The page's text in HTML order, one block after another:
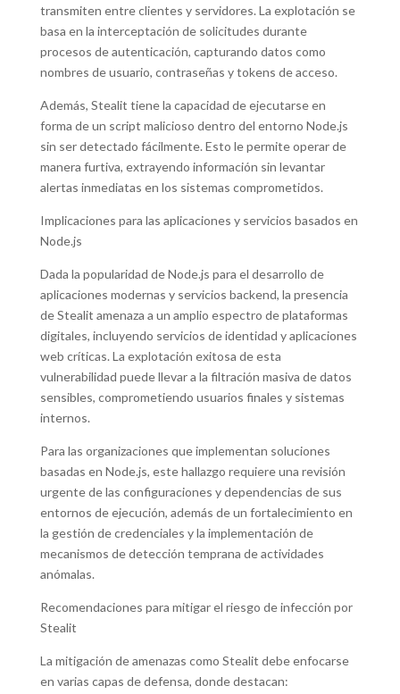
transmiten entre clientes y servidores. La explotación se
basa en la interceptación de solicitudes durante
procesos de autenticación, capturando datos como
nombres de usuario, contraseñas y tokens de acceso.
Además, Stealit tiene la capacidad de ejecutarse en
forma de un script malicioso dentro del entorno Node.js
sin ser detectado fácilmente. Esto le permite operar de
manera furtiva, extrayendo información sin levantar
alertas inmediatas en los sistemas comprometidos.
Implicaciones para las aplicaciones y servicios basados en
Node.js
Dada la popularidad de Node.js para el desarrollo de
aplicaciones modernas y servicios backend, la presencia
de Stealit amenaza a un amplio espectro de plataformas
digitales, incluyendo servicios de identidad y aplicaciones
web críticas. La explotación exitosa de esta
vulnerabilidad puede llevar a la filtración masiva de datos
sensibles, comprometiendo usuarios finales y sistemas
internos.
Para las organizaciones que implementan soluciones
basadas en Node.js, este hallazgo requiere una revisión
urgente de las configuraciones y dependencias de sus
entornos de ejecución, además de un fortalecimiento en
la gestión de credenciales y la implementación de
mecanismos de detección temprana de actividades
anómalas.
Recomendaciones para mitigar el riesgo de infección por
Stealit
La mitigación de amenazas como Stealit debe enfocarse
en varias capas de defensa, donde destacan: